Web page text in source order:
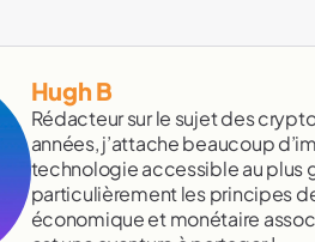
Hugh B
Rédacteur sur le sujet des
années, j’attache beaucoup
technologie accessible au plus
particulièrement les principes
économique et monétaire